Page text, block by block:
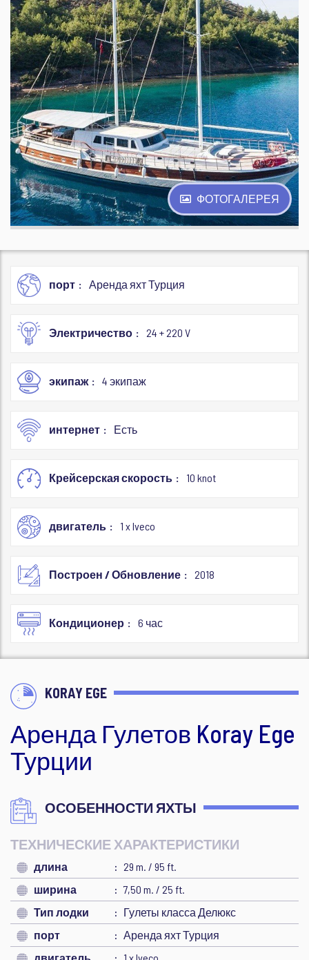
ФОТОГАЛЕРЕЯ
порт Аренда яхт Турция
Электричество 24 + 220 V
экипаж 4 экипаж
интернет Есть
Крейсерская скорость 10 knot
двигатель 1 x Iveco
Построен / Обновление 2018
Кондиционер 6 час
KORAY EGE
Аренда Гулетов Koray Ege
Турции
ОСОБЕННОСТИ ЯХТЫ
ТЕХНИЧЕСКИЕ ХАРАКТЕРИСТИКИ
длина
29 m. / 95 ft.
ширина
7,50 m. / 25 ft.
Тип лодки
Гулеты класса Делюкс
порт
Аренда яхт Турция